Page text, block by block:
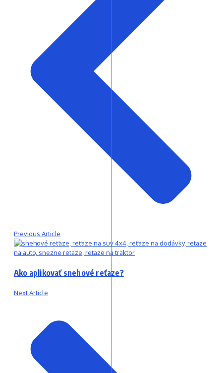
Previous Article
Ako aplikovať snehové reťaze?
Next Article